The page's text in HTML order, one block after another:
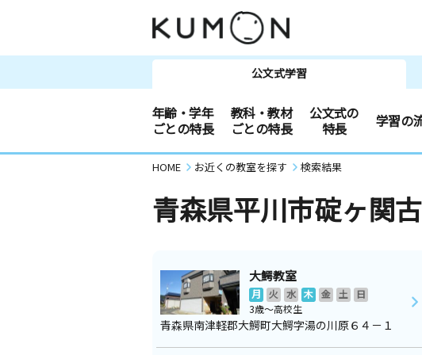
公文式学習
年齢・学年
ごとの特長
教科・教材
ごとの特長
公文式の
特長
学習の
HOME お近くの教室を探す 検索結果
青森県平川市碇ヶ関
大鰐教室
月 火 水 木 金 土
日
3歳～高校生
青森県南津軽郡大鰐町大鰐字湯の川原６４－１